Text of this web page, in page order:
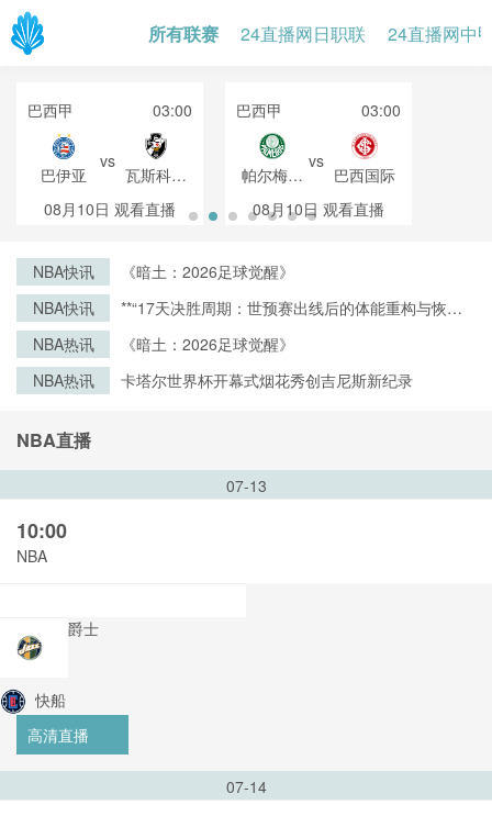
所有联赛 24直播网日职联 24直播网中
巴西甲 03:00
巴伊亚
vs
瓦斯科达
伽马
08月10日 观看直播
巴西甲 03:00
帕尔梅拉
斯
vs
巴西国际
08月10日 观看直播
NBA快讯
《暗土：2026足球觉醒》
NBA快讯
**“17天决胜周期：世预赛出线后的体能重构与恢复
NBA热讯
《暗土：2026足球觉醒》
NBA热讯
卡塔尔世界杯开幕式烟花秀创吉尼斯新纪录
NBA直播
07-13
10:00
NBA
爵士
快船
高清直播
07-14